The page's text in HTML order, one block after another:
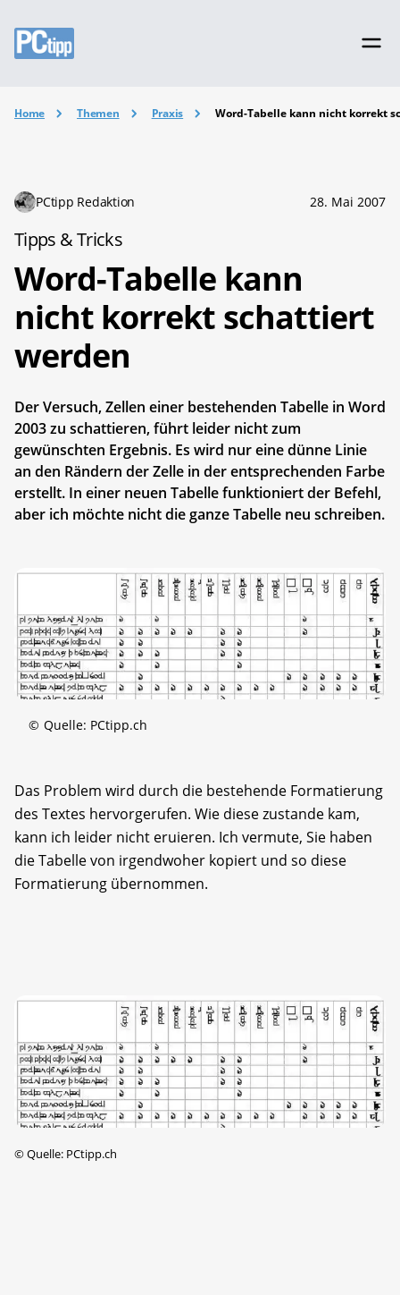
Home Themen Praxis Word-Tabelle kann nicht korrekt
PCtipp Redaktion 28. Mai 2007
Tipps & Tricks
Word-Tabelle kann
nicht korrekt schattiert
werden
Der Versuch, Zellen einer bestehenden Tabelle in Word
2003 zu schattieren, führt leider nicht zum
gewünschten Ergebnis. Es wird nur eine dünne Linie
an den Rändern der Zelle in der entsprechenden Farbe
erstellt. In einer neuen Tabelle funktioniert der Befehl,
aber ich möchte nicht die ganze Tabelle neu schreiben.
© Quelle: PCtipp.ch
Das Problem wird durch die bestehende Formatierung
des Textes hervorgerufen. Wie diese zustande kam,
kann ich leider nicht eruieren. Ich vermute, Sie haben
die Tabelle von irgendwoher kopiert und so diese
Formatierung übernommen.
©Quelle: PCtipp.ch